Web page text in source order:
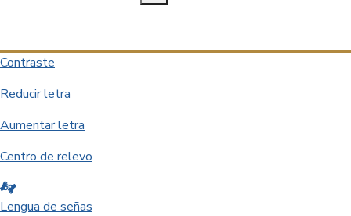
Contraste
Reducir letra
Aumentar letra
Centro de relevo
Lengua de señas